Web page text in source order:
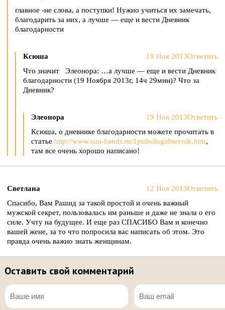
главное -не слова, а поступки! Нужно учиться их замечать,
благодарить за них, а лучше — еще и вести Дневник
благодарности
Ксюша 19 Ноя 2013Ответить
Что значит Элеонора: …а лучше — еще и вести Дневник
благодарности (19 Ноября 2013г, 14ч 29мин)? Что за
Дневник?
Элеонора 19 Ноя 2013Ответить
Ксюша, о дневнике благодарности можете прочитать в
статье http://www.sun-hands.ru/1psihologidnevnik.htm,
там все очень хорошо написано!
Светлана 12 Ноя 2013Ответить
Спасибо, Вам Рашид за такой простой и очень важный
мужской секрет, пользовалась им раньше и даже не знала о его
силе. Учту на будущее. И еще раз СПАСИБО Вам и конечно
вашей жене, за то что попросила вас написать об этом. Это
правда очень важно знать женщинам.
Оставить свой комментарий